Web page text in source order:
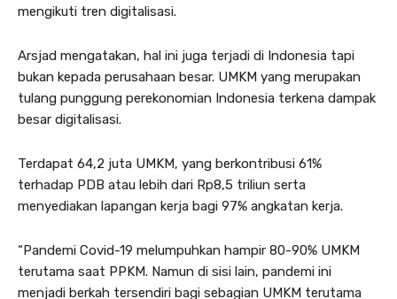
mengikuti tren digitalisasi.
Arsjad mengatakan, hal ini juga terjadi di Indonesia tapi
bukan kepada perusahaan besar. UMKM yang merupakan
tulang punggung perekonomian Indonesia terkena dampak
besar digitalisasi.
Terdapat 64,2 juta UMKM, yang berkontribusi 61%
terhadap PDB atau lebih dari Rp8,5 triliun serta
menyediakan lapangan kerja bagi 97% angkatan kerja.
“Pandemi Covid-19 melumpuhkan hampir 80-90% UMKM
terutama saat PPKM. Namun di sisi lain, pandemi ini
menjadi berkah tersendiri bagi sebagian UMKM terutama